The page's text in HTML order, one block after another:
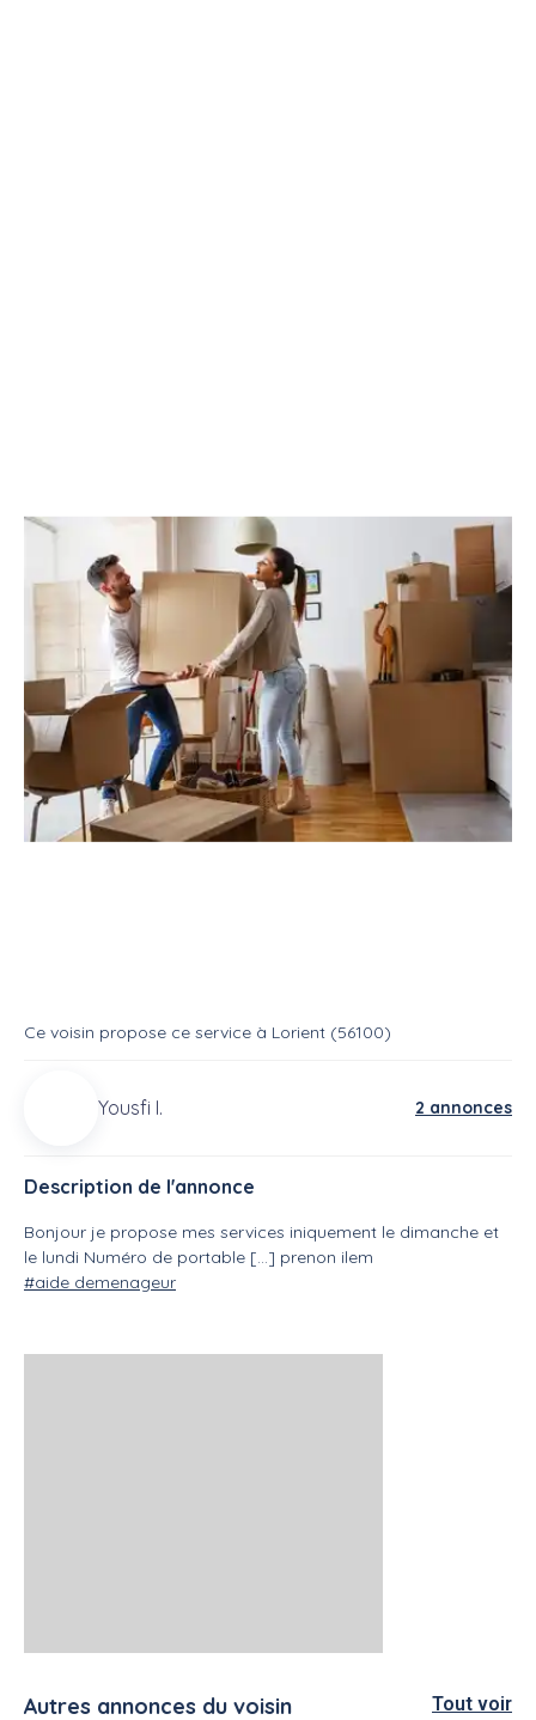
Service Déménagement Aide déménageur
Service : Déménageur pro
Service Aide demenageur
Ce voisin propose ce service à Lorient (56100)
Yousfi I. 2 annonces
Description de l'annonce
Bonjour je propose mes services iniquement le dimanche et
le lundi Numéro de portable [...] prenon ilem
#aide demenageur
Autres annonces du voisin Tout voir